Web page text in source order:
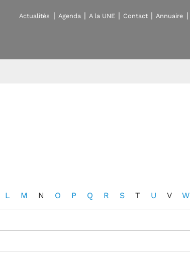
Actualités Agenda A la UNE Contact Annuaire
L M N O P Q R S T U V W